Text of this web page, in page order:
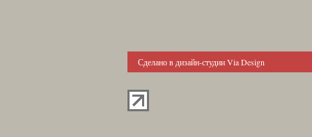
Сделано в дизайн-студии Via Design